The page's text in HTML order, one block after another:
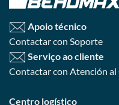
Apoio técnico
Contactar con Soporte
Serviço ao cliente
Contactar con Atención
Centro logístico